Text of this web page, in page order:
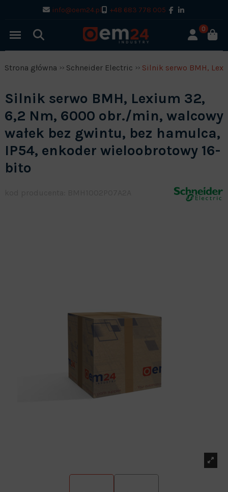
info@oem24.pl +48 683 778 005
0
Strona główna Schneider Electric Silnik serwo BMH,
Silnik serwo BMH, Lexium 32,
6,2 Nm, 6000 obr./min, walcowy
wałek bez gwintu, bez hamulca,
IP54, enkoder wieloobrotowy 16-
bito